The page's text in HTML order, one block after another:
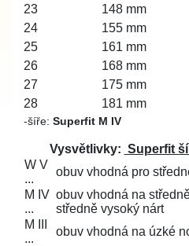
23
148 mm
24
155 mm
25
161 mm
26
168 mm
27
175 mm
28
181 mm
-šíře: Superfit M IV
Vysvětlivky: Superfit
W V
...
obuv vhodná pro
M IV
...
obuv vhodná na
středně vysoký nárt
M III
...
obuv vhodná na úzké